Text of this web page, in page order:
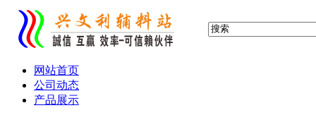
网站首页
公司动态
产品展示